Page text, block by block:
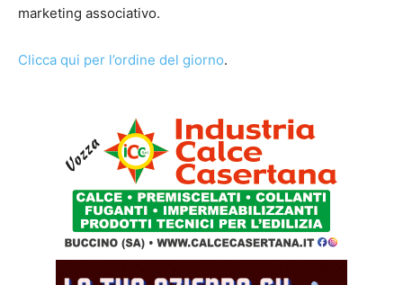
marketing associativo.
Clicca qui per l’ordine del giorno.